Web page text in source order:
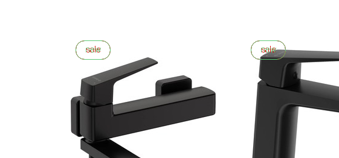
sale
new sale
new